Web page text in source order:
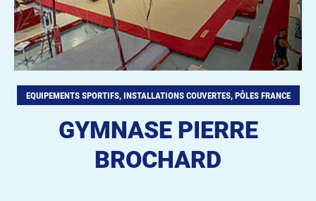
EQUIPEMENTS SPORTIFS, INSTALLATIONS COUVERTES, PÔLES FRANCE
GYMNASE PIERRE
BROCHARD